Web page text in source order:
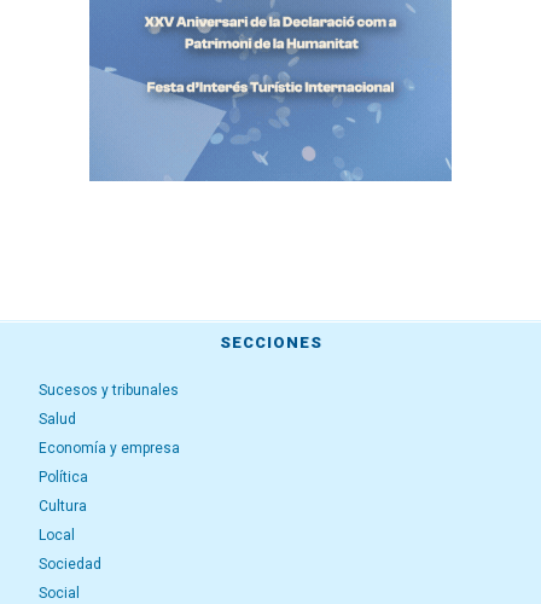
SECCIONES
Sucesos y tribunales
Salud
Economía y empresa
Política
Cultura
Local
Sociedad
Social